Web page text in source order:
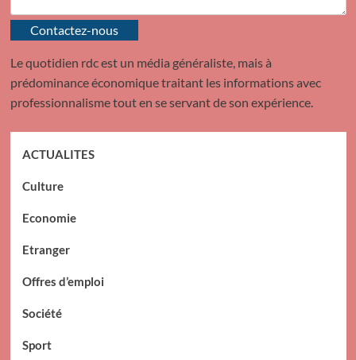
Contactez-nous
Le quotidien rdc est un média généraliste, mais à
prédominance économique traitant les informations avec
professionnalisme tout en se servant de son expérience.
ACTUALITES
Culture
Economie
Etranger
Offres d’emploi
Société
Sport